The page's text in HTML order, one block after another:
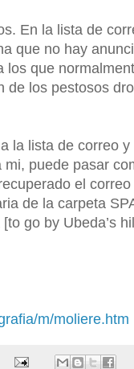
En la lista de
que no hay
los que
de los pestosos
la lista de correo
puede pasar
el correo
de la carpeta
go by Ubeda’s
m/moliere.htm